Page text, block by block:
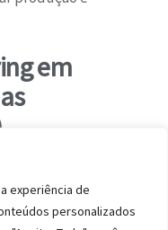
experiência de
personalizados
em
que o Lean
com
o oposto é